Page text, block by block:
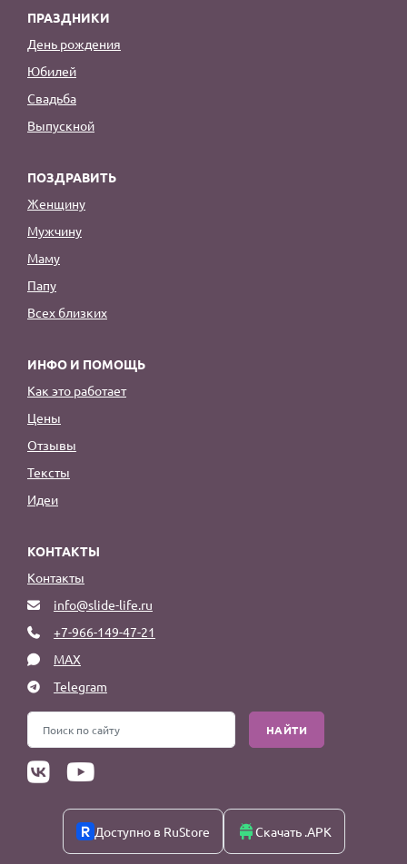
ПРАЗДНИКИ
День рождения
Юбилей
Свадьба
Выпускной
ПОЗДРАВИТЬ
Женщину
Мужчину
Маму
Папу
Всех близких
ИНФО И ПОМОЩЬ
Как это работает
Цены
Отзывы
Тексты
Идеи
КОНТАКТЫ
Контакты
info@slide-life.ru
+7-966-149-47-21
MAX
Telegram
НАЙТИ
Доступно в RuStore Скачать .APK